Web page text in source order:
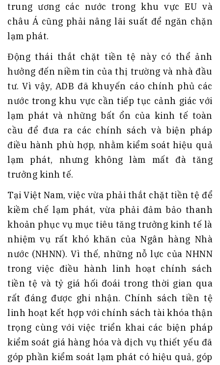
trung ương các nước trong khu vực EU và
châu Á cũng phải nâng lãi suất để ngăn chặn
lạm phát.
Động thái thắt chặt tiền tệ này có thể ảnh
hưởng đến niềm tin của thị trường và nhà đầu
tư. Vì vậy, ADB đã khuyến cáo chính phủ các
nước trong khu vực cần tiếp tục cảnh giác với
lạm phát và những bất ổn của kinh tế toàn
cầu để đưa ra các chính sách và biện pháp
điều hành phù hợp, nhằm kiểm soát hiệu quả
lạm phát, nhưng không làm mất đà tăng
trưởng kinh tế.
Tại Việt Nam, việc vừa phải thắt chặt tiền tệ để
kiềm chế lạm phát, vừa phải đảm bảo thanh
khoản phục vụ mục tiêu tăng trưởng kinh tế là
nhiệm vụ rất khó khăn của Ngân hàng Nhà
nước (NHNN). Vì thế, những nỗ lực của NHNN
trong việc điều hành linh hoạt chính sách
tiền tệ và tỷ giá hối đoái trong thời gian qua
rất đáng được ghi nhận. Chính sách tiền tệ
linh hoạt kết hợp với chính sách tài khóa thận
trọng cùng với việc triển khai các biện pháp
kiểm soát giá hàng hóa và dịch vụ thiết yếu đã
góp phần kiểm soát lạm phát có hiệu quả, góp